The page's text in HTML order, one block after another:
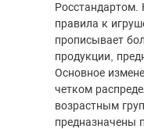
Росстандартом.
правила к
прописывает
продукции,
Основное
четком
возрастным
предназначены